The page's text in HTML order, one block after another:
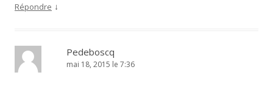
Répondre ↓
Pedeboscq
mai 18, 2015 le 7:36